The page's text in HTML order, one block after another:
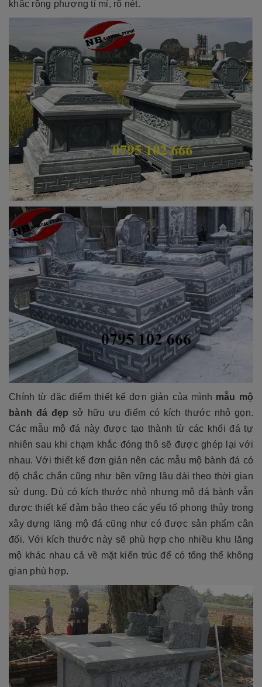
khắc rồng phượng tỉ mỉ, rõ nét.
Chính từ đặc điểm thiết kế đơn giản của mình mẫu mộ
bành đá đẹp sở hữu ưu điểm có kích thước nhỏ gọn.
Các mẫu mộ đá này được tạo thành từ các khối đá tự
nhiên sau khi chạm khắc đóng thô sẽ được ghép lại với
nhau. Với thiết kế đơn giản nên các mẫu mộ bành đá có
độ chắc chắn cũng như bền vững lâu dài theo thời gian
sử dụng. Dù có kích thước nhỏ nhưng mộ đá bành vẫn
được thiết kế đảm bảo theo các yếu tố phong thủy trong
xây dựng lăng mộ đá cũng như có được sản phẩm cân
đối. Với kích thước này sẽ phù hợp cho nhiều khu lăng
mộ khác nhau cả về mặt kiến trúc để có tổng thể không
gian phù hợp.